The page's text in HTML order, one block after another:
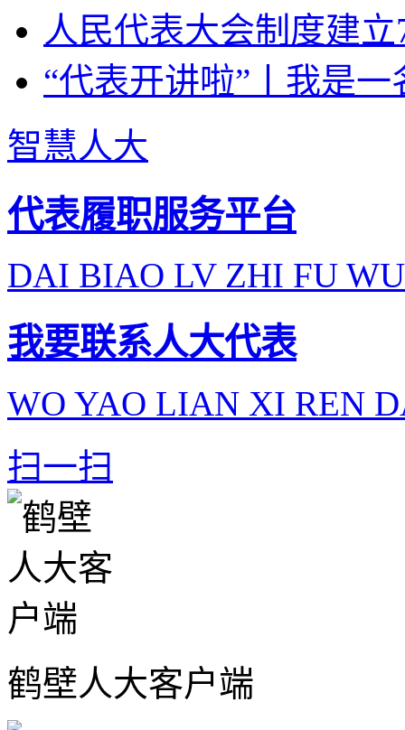
人民代表大会制度建
“代表开讲啦”丨我是
智慧人大
代表履职服务平台
DAI BIAO LV ZHI FU
我要联系人大代表
WO YAO LIAN XI REN
扫一扫
鹤壁人大客户端